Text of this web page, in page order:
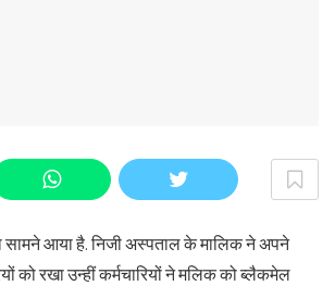
आया है. निजी अस्पताल के मालिक ने अपने
को रखा उन्हीं कर्मचारियों ने मलिक को ब्लैकमेल